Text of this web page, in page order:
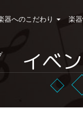
器へのこだわり 楽
イベ